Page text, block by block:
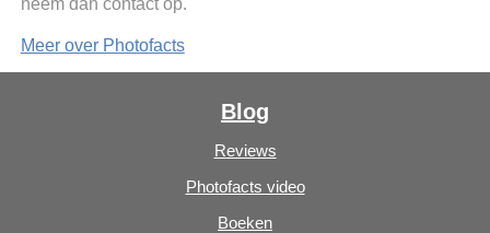
Meer over Photofacts
Blog
Reviews
Photofacts video
Boeken